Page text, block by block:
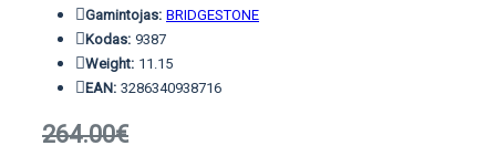
Gamintojas: BRIDGESTONE
Kodas: 9387
Weight: 11.15
EAN: 3286340938716
264.00€